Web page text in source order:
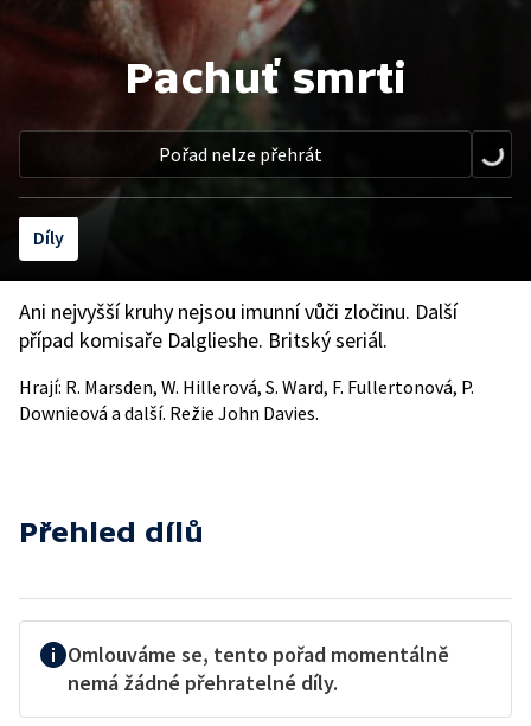
Pachuť smrti
Pořad nelze přehrát
Díly
Ani nejvyšší kruhy nejsou imunní vůči zločinu. Další
případ komisaře Dalglieshe. Britský seriál.
Hrají: R. Marsden, W. Hillerová, S. Ward, F. Fullertonová, P.
Downieová a další. Režie John Davies.
Přehled dílů
Omlouváme se, tento pořad momentálně
nemá žádné přehratelné díly.